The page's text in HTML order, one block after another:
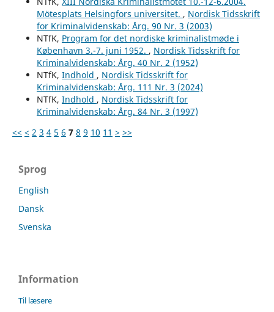
Mötesplats Helsingfors universitet. , Nordisk Tidsskrift
for Kriminalvidenskab: Årg. 90 Nr. 3 (2003)
NTfK, Program for det nordiske kriminalistmøde i
København 3.-7. juni 1952. , Nordisk Tidsskrift for
Kriminalvidenskab: Årg. 40 Nr. 2 (1952)
NTfK, Indhold , Nordisk Tidsskrift for
Kriminalvidenskab: Årg. 111 Nr. 3 (2024)
NTfK, Indhold , Nordisk Tidsskrift for
Kriminalvidenskab: Årg. 84 Nr. 3 (1997)
<< < 2 3 4 5 6 7 8 9 10 11 > >>
Sprog
English
Dansk
Svenska
Information
Til læsere